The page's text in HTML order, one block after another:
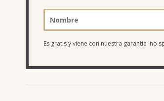
Es gratis y viene con nuestra garantía 'no